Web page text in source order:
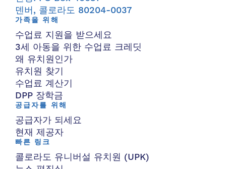
덴버, 콜로라도 80204-0037
가족을 위해
수업료 지원을 받으세요
3세 아동을 위한 수업료 크레딧
왜 유치원인가
유치원 찾기
수업료 계산기
DPP 장학금
공급자를 위해
공급자가 되세요
현재 제공자
빠른 링크
콜로라도 유니버설 유치원 (UPK)